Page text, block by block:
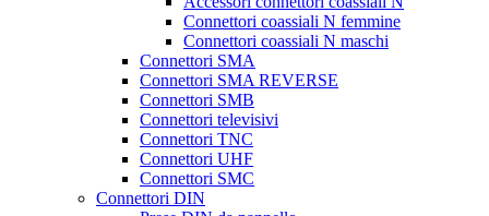
Connettori coassiali N femmine
Connettori coassiali N maschi
Connettori SMA
Connettori SMA REVERSE
Connettori SMB
Connettori televisivi
Connettori TNC
Connettori UHF
Connettori SMC
Connettori DIN